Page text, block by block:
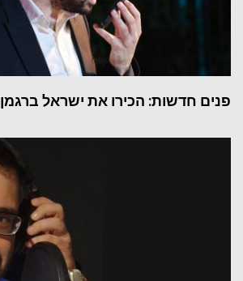
פנים חדשות: הכירו את ישראל ברגמן